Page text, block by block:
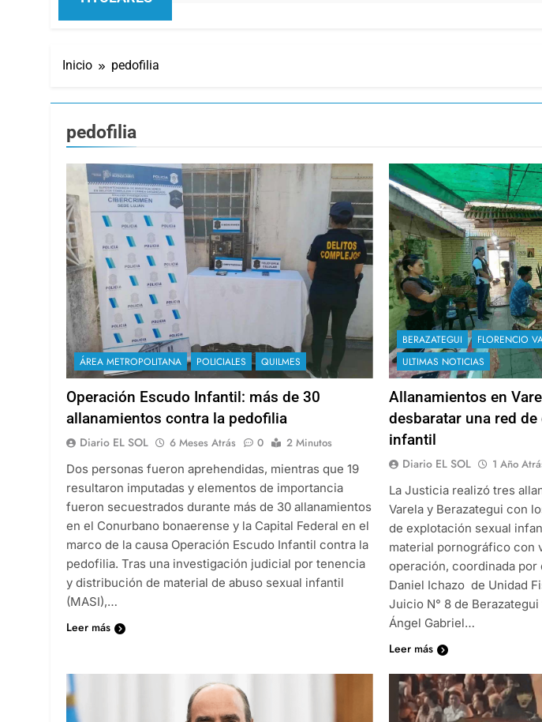
Inicio pedofilia
pedofilia
ÁREA METROPOLITANA POLICIALES QUILMES
Operación Escudo Infantil: más de 30
allanamientos contra la pedofilia
Diario EL SOL 6 Meses Atrás 0
2 Minutos
Dos personas fueron aprehendidas, mientras que 19
resultaron imputadas y elementos de importancia
fueron secuestrados durante más de 30 allanamientos
en el Conurbano bonaerense y la Capital Federal en el
marco de la causa Operación Escudo Infantil contra la
pedofilia. Tras una investigación judicial por tenencia
y distribución de material de abuso sexual infantil
(MASI),…
Leer más
BERAZATEGUI FLORENCIO
ULTIMAS NOTICIAS
Allanamientos en
desbaratar una red
infantil
Diario EL SOL 1 Año
La Justicia realizó tres
Varela y Berazategui con
de explotación sexual
material pornográfico con
operación, coordinada por
Daniel Ichazo de Unidad
Juicio N° 8 de
Ángel Gabriel…
Leer más